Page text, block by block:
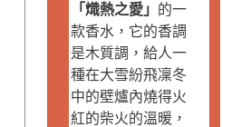
「熾熱之愛」 的一
款香水，它的香調
是木質調，給人一
種在大雪紛飛凜冬
中的壁爐內燒得火
紅的柴火的溫暖，